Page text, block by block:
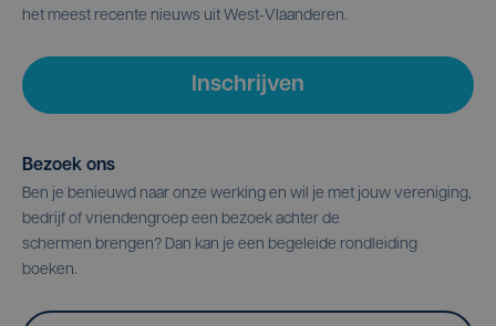
het meest recente nieuws uit West-Vlaanderen.
Inschrijven
Bezoek ons
Ben je benieuwd naar onze werking en wil je met jouw vereniging,
bedrijf of vriendengroep een bezoek achter de
schermen brengen? Dan kan je een begeleide rondleiding
boeken.